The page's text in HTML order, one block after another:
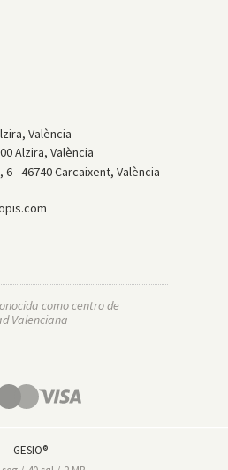
València
Alzira, València
- 46740 Carcaixent, València
como centro de
Valenciana
GESIO®